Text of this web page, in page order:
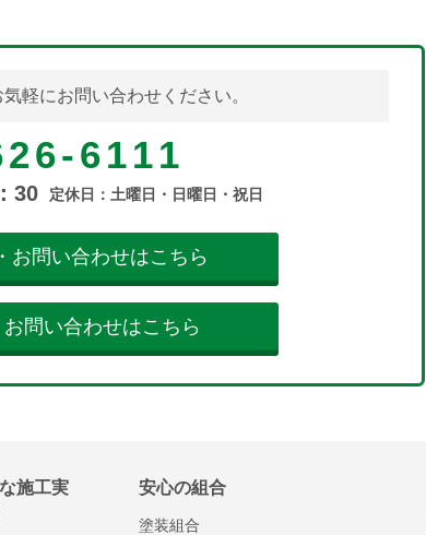
軽にお問い合わせください。
6111
30 定休日：土曜日・日曜日・祝日
お問い合わせはこちら
問い合わせはこちら
施工実
安心の組合
塗装組合